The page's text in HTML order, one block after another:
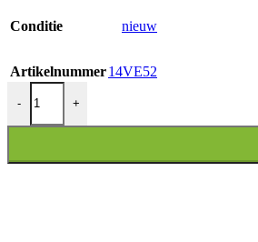
Conditie nieuw
Artikelnummer14VE52
-
REMGREEPSET VESPA SPRINT/
+